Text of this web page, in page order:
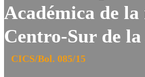
Académica de la
Centro-Sur de
CICS/Bol. 085/15